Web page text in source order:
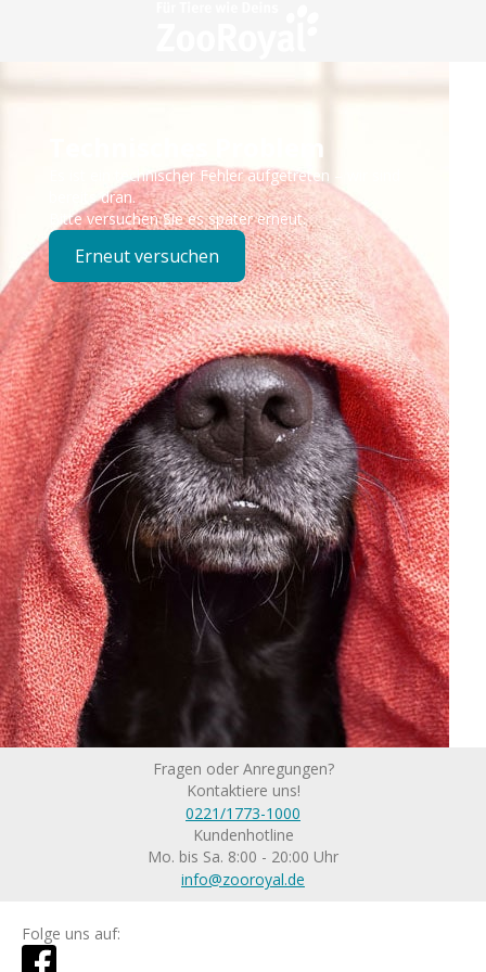
Technisches Problem
Es ist ein technischer Fehler aufgetreten – wir sind
bereits dran.
Bitte versuchen Sie es später erneut.
Erneut versuchen
Fragen oder Anregungen?
Kontaktiere uns!
0221/1773-1000
Kundenhotline
Mo. bis Sa. 8:00 - 20:00 Uhr
info@zooroyal.de
Folge uns auf: